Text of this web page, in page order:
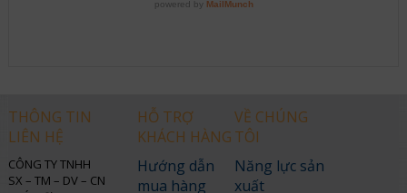
THÔNG TIN
LIÊN HỆ
CÔNG TY TNHH
SX – TM – DV – CN
HỖ TRỢ
KHÁCH HÀNG
Hướng dẫn
mua hàng
VỀ CHÚNG
TÔI
Năng lực sản
xuất